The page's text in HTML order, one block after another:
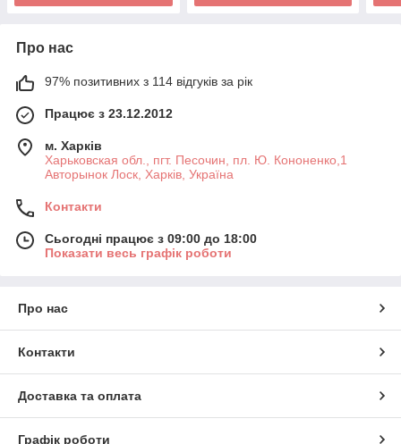
Про нас
97% позитивних з 114 відгуків за рік
Працює з 23.12.2012
м. Харків
Харьковская обл., пгт. Песочин, пл. Ю. Кононенко,1
Авторынок Лоск, Харків, Україна
Контакти
Сьогодні працює з 09:00 до 18:00
Показати весь графік роботи
Про нас
Контакти
Доставка та оплата
Графік роботи